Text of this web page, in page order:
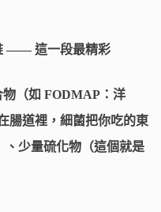
—— 這一段最精彩
（如 FODMAP：洋
腸道裡，細菌把你吃的東
、少量硫化物（這個就是